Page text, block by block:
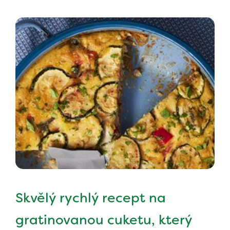
Skvělý rychlý recept na
gratinovanou cuketu, který